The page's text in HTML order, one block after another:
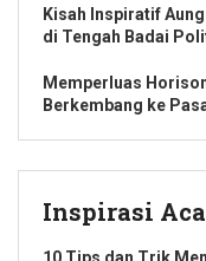
Kisah Inspiratif
di Tengah Badai
Memperluas
Berkembang ke
Inspirasi
10 Tips dan Trik